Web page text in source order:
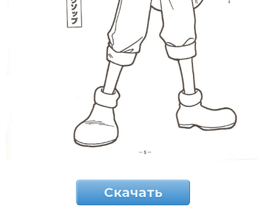
Скачать